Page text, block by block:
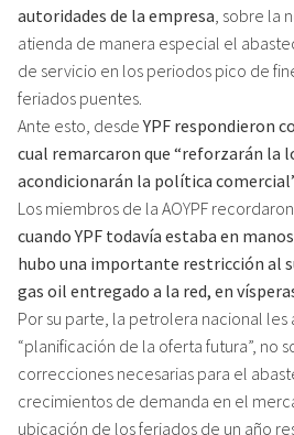
autoridades de la empresa , sobre la
atienda de manera especial el
de servicio en los periodos pico de
feriados puentes.
Ante esto, desdeYPF respondieron
cual remarcaron que “reforzarán la
acondicionarán la política
Los miembros de la AOYPF
cuando YPF todavía estaba en
hubo una importante restricción al
gas oil entregado a la red, en
Por su parte, la petrolera nacional les
“planificación de la oferta futura”, no
correcciones necesarias para el
crecimientos de demanda en el
ubicación de los feriados de un año